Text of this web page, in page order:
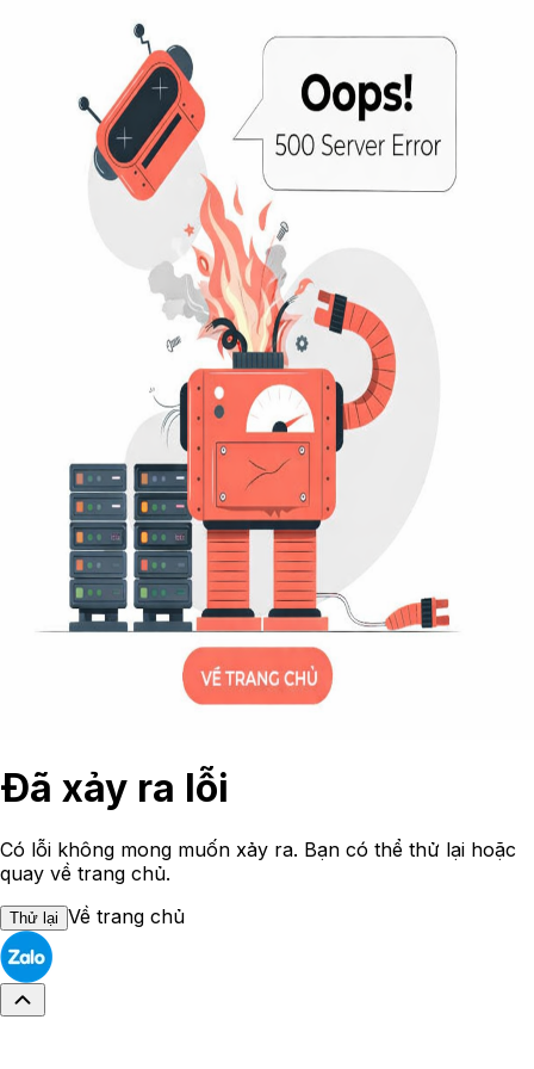
Đã xảy ra lỗi
Có lỗi không mong muốn xảy ra. Bạn có thể thử lại hoặc
quay về trang chủ.
Thử lại Về trang chủ